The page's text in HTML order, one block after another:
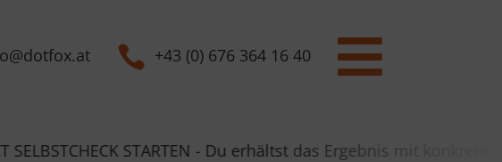
 +43 (0) 676 364 16 40 
- Du erhältst das Ergebnis mit konkreten